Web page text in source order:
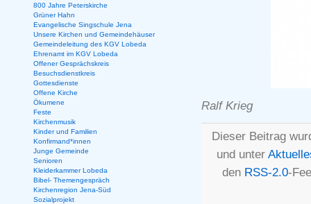
Ralf Krieg
Dieser Beitrag
und unter
den RSS-2.0-
800 Jahre Peterskirche
Grüner Hahn
Evangelische Singschule Jena
Unsere Kirchen und Gemeindehäuser
Gemeindeleitung des KGV Lobeda
Ehrenamt im KGV Lobeda
Offener Gesprächskreis
Besuchsdienstkreis
Gottesdienste
Offene Kirche
Ökumene
Feste
Kirchenmusik
Kinder und Familien
Konfirmand*innen
Junge Gemeinde
Senioren
Kleiderkammer Lobeda
Bibel- Themengespräch
Kirchenregion Jena-Süd
Sozialprojekt